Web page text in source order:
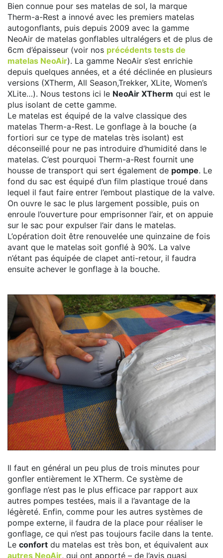
Bien connue pour ses matelas de sol, la marque
Therm-a-Rest a innové avec les premiers matelas
autogonflants, puis depuis 2009 avec la gamme
NeoAir de matelas gonflables ultralégers et de plus de
6cm d’épaisseur (voir nos précédents tests de
matelas NeoAir). La gamme NeoAir s’est enrichie
depuis quelques années, et a été déclinée en plusieurs
versions (XTherm, All Season,Trekker, XLite, Women’s
XLite…). Nous testons ici le NeoAir XTherm qui est le
plus isolant de cette gamme.
Le matelas est équipé de la valve classique des
matelas Therm-a-Rest. Le gonflage à la bouche (a
fortiori sur ce type de matelas très isolant) est
déconseillé pour ne pas introduire d’humidité dans le
matelas. C’est pourquoi Therm-a-Rest fournit une
housse de transport qui sert également de pompe. Le
fond du sac est équipé d’un film plastique troué dans
lequel il faut faire entrer l’embout plastique de la valve.
On ouvre le sac le plus largement possible, puis on
enroule l’ouverture pour emprisonner l’air, et on appuie
sur le sac pour expulser l’air dans le matelas.
L’opération doit être renouvelée une quinzaine de fois
avant que le matelas soit gonflé à 90%. La valve
n’étant pas équipée de clapet anti-retour, il faudra
ensuite achever le gonflage à la bouche.
Il faut en général un peu plus de trois minutes pour
gonfler entièrement le XTherm. Ce système de
gonflage n’est pas le plus efficace par rapport aux
autres pompes testées, mais il a l’avantage de la
légèreté. Enfin, comme pour les autres systèmes de
pompe externe, il faudra de la place pour réaliser le
gonflage, ce qui n’est pas toujours facile dans la tente.
Le confort du matelas est très bon, et équivalent aux
autres NeoAir, qui ont apporté – de l’avis quasi